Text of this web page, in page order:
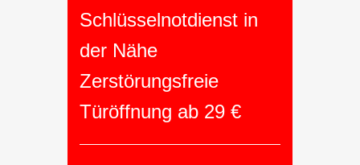
Schlüsselnotdienst in
der Nähe
Zerstörungsfreie
Türöffnung ab 29 €